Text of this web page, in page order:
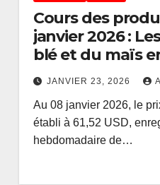
Cours des
janvier 2026 :
blé et du maïs
marché
JANVIER 23, 2026
Au 08 janvier 2026, le
établi à 61,52 USD,
hebdomadaire de…